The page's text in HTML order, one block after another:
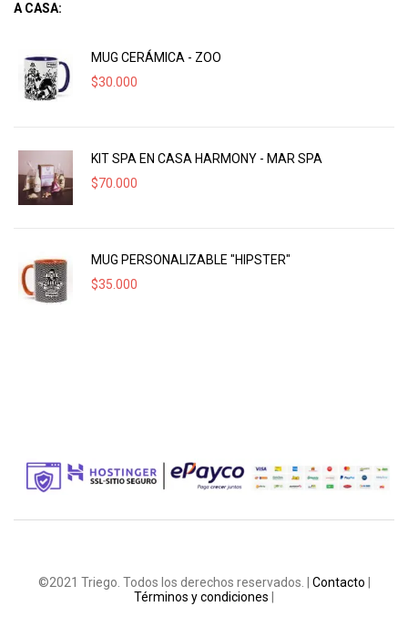
A CASA:
MUG CERÁMICA - ZOO
$30.000
KIT SPA EN CASA HARMONY - MAR SPA
$70.000
MUG PERSONALIZABLE "HIPSTER"
$35.000
©2021 Triego. Todos los derechos reservados. | Contacto
Términos y condiciones